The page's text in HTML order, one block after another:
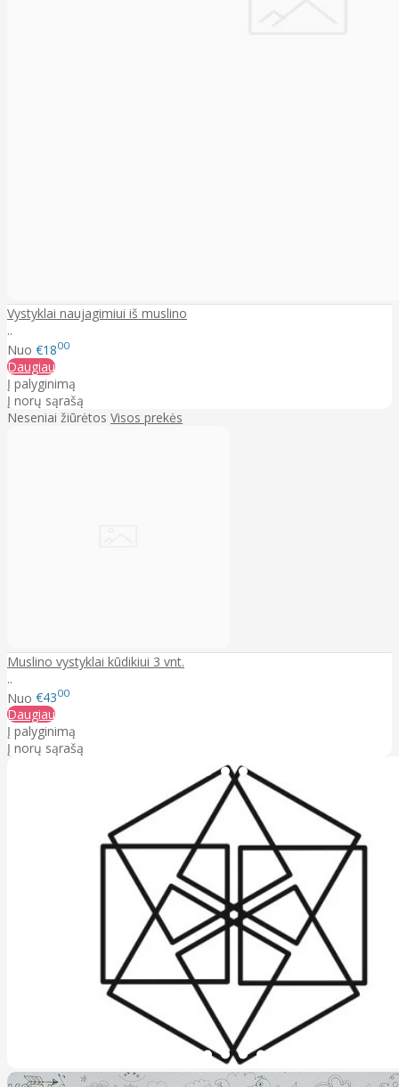
Vystyklai naujagimiui iš muslino
..
Nuo €1800
Daugiau
Į palyginimą
Į norų sąrašą
Neseniai žiūrėtos Visos prekės
Muslino vystyklai kūdikiui 3 vnt.
..
Nuo €4300
Daugiau
Į palyginimą
Į norų sąrašą